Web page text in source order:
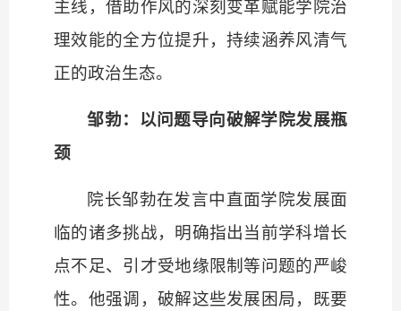
主线，借助作风的深刻变革赋能学院治
理效能的全方位提升，持续涵养风清气
正的政治生态。
邹勃：以问题导向破解学院发展瓶
颈
院长邹勃在发言中直面学院发展面
临的诸多挑战，明确指出当前学科增长
点不足、引才受地缘限制等问题的严峻
性。他强调，破解这些发展困局，既要